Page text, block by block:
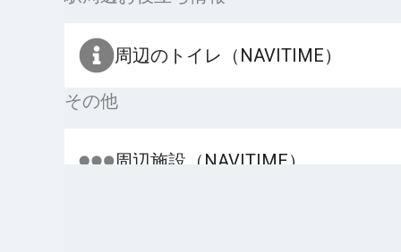
周辺のトイレ（NAVITIME）
その他
周辺施設（NAVITIME）